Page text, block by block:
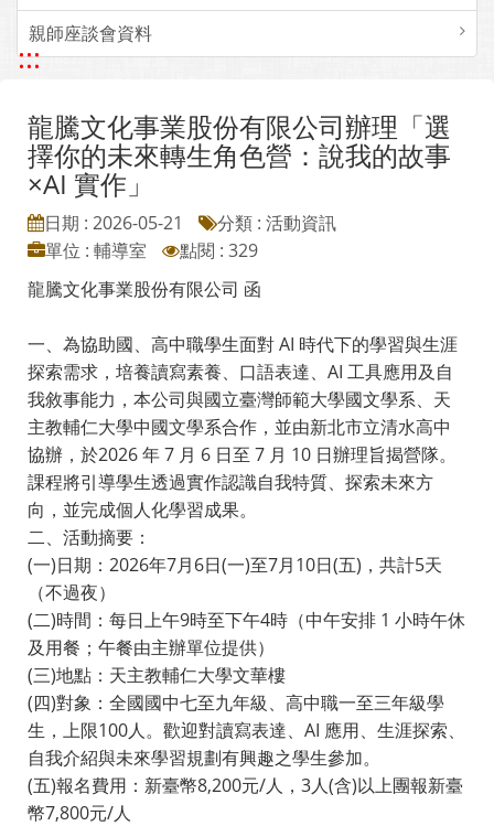
親師座談會資料
:::
龍騰文化事業股份有限公司辦理「選
擇你的未來轉生角色營：說我的故事
×AI 實作」
日期 : 2026-05-21
分類 : 活動資訊
單位 : 輔導室
點閱 : 329
龍騰文化事業股份有限公司 函
一、為協助國、高中職學生面對 AI 時代下的學習與生涯
探索需求，培養讀寫素養、口語表達、AI 工具應用及自
我敘事能力，本公司與國立臺灣師範大學國文學系、天
主教輔仁大學中國文學系合作，並由新北市立清水高中
協辦，於2026 年 7 月 6 日至 7 月 10 日辦理旨揭營隊。
課程將引導學生透過實作認識自我特質、探索未來方
向，並完成個人化學習成果。
二、活動摘要：
(一)日期：2026年7月6日(一)至7月10日(五)，共計5天
（不過夜）
(二)時間：每日上午9時至下午4時（中午安排 1 小時午休
及用餐；午餐由主辦單位提供）
(三)地點：天主教輔仁大學文華樓
(四)對象：全國國中七至九年級、高中職一至三年級學
生，上限100人。歡迎對讀寫表達、AI 應用、生涯探索、
自我介紹與未來學習規劃有興趣之學生參加。
(五)報名費用：新臺幣8,200元/人，3人(含)以上團報新臺
幣7,800元/人